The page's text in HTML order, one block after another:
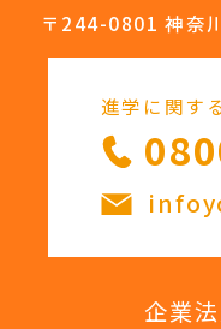
〒244-0801 神奈
進学に関す
企業